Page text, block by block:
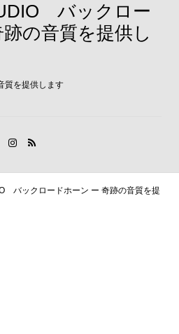
バックロー
の音質を提供し
質を提供します
バックロードホーン ー 奇跡の音質を提